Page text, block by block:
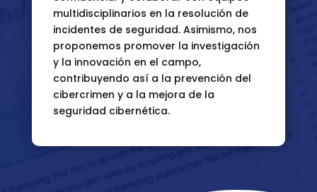
multidisciplinarios en la resolución de
incidentes de seguridad. Asimismo, nos
proponemos promover la investigación
y la innovación en el campo,
contribuyendo así a la prevención del
cibercrimen y a la mejora de la
seguridad cibernética.